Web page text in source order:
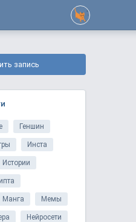
запись
Геншин
Инста
Истории
Манга Мемы
Нейросети